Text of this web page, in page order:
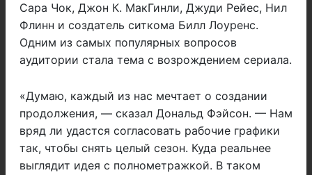
Сара Чок, Джон К. МакГинли, Джуди Рейес, Нил
Флинн и создатель ситкома Билл Лоуренс.
Одним из самых популярных вопросов
аудитории стала тема с возрождением сериала.
«Думаю, каждый из нас мечтает о создании
продолжения, — сказал Дональд Фэйсон. — Нам
вряд ли удастся согласовать рабочие графики
так, чтобы снять целый сезон. Куда реальнее
выглядит идея с полнометражкой. В таком